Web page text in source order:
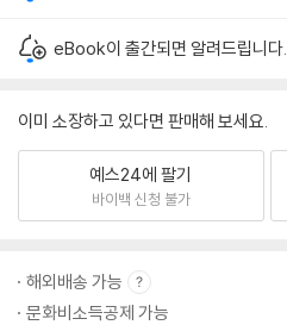
eBook이 출간되면 알려드립니다.
이미 소장하고 있다면 판매해 보세요.
예스24에 팔기
바이백 신청 불가
해외배송 가능
문화비소득공제 가능